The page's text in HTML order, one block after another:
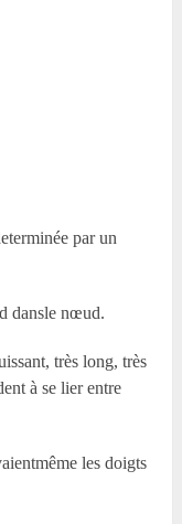
par un
dansle nœud.
très long, très
à se lier entre
les doigts